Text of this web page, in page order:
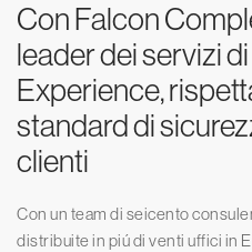
Con Falcon
leader dei servizi
Experience,
standard di
clienti
Con un team di seicento
distribuite in piú di venti uffici in